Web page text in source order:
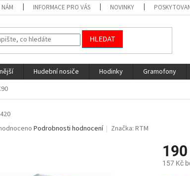
INFORMACE PRO VÁS NOVINKY
HLEDAT
Hudební nosiče Hodinky Gramofony
Podrobnosti hodnocení Značka:RTM
157 Kč